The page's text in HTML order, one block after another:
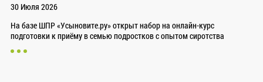
30 Июля 2026
На базе ШПР «Усыновите.ру» открыт набор на онлайн-курс
подготовки к приёму в семью подростков с опытом сиротства